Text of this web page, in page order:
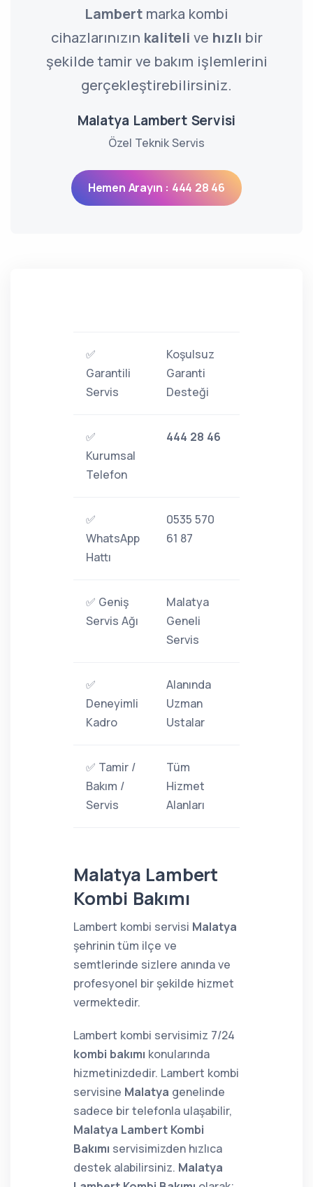
Lambert marka kombi
cihazlarınızın kaliteli ve hızlı bir
şekilde tamir ve bakım işlemlerini
gerçekleştirebilirsiniz.
Malatya Lambert Servisi
Özel Teknik Servis
Hemen Arayın : 444 28 46
✅
Garantili
Servis
Koşulsuz
Garanti
Desteği
✅
Kurumsal
Telefon
444 28 46
✅
WhatsApp
Hattı
0535 570
61 87
✅ Geniş
Servis Ağı
Malatya
Geneli
Servis
✅
Deneyimli
Kadro
Alanında
Uzman
Ustalar
✅ Tamir /
Bakım /
Servis
Tüm
Hizmet
Alanları
Malatya Lambert
Kombi Bakımı
Lambert kombi servisi Malatya
şehrinin tüm ilçe ve
semtlerinde sizlere anında ve
profesyonel bir şekilde hizmet
vermektedir.
Lambert kombi servisimiz 7/24
kombi bakımı konularında
hizmetinizdedir. Lambert kombi
servisine Malatya genelinde
sadece bir telefonla ulaşabilir,
Malatya Lambert Kombi
Bakımı servisimizden hızlıca
destek alabilirsiniz. Malatya